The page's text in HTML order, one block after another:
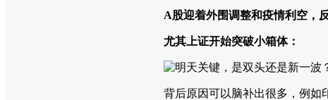
A股迎着外围调整和疫情利空，
尤其上证开始突破小箱体：
背后原因可以脑补出很多，例如